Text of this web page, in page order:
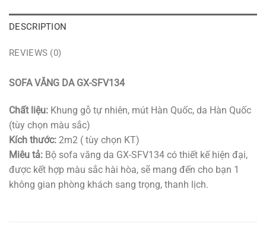
DESCRIPTION
REVIEWS (0)
SOFA VĂNG DA GX-SFV134
Chất liệu: Khung gỗ tự nhiên, mút Hàn Quốc, da Hàn Quốc
(tùy chọn màu sắc)
Kích thước: 2m2 ( tùy chọn KT)
Miêu tả: Bộ sofa văng da GX-SFV134 có thiết kế hiện đại,
được kết hợp màu sắc hài hòa, sẽ mang đến cho bạn 1
không gian phòng khách sang trọng, thanh lịch.